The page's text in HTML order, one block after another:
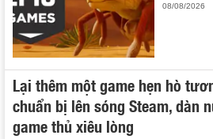
08/08/2026
Lại thêm một game hẹn hò
chuẩn bị lên sóng Steam, dàn
game thủ xiêu lòng